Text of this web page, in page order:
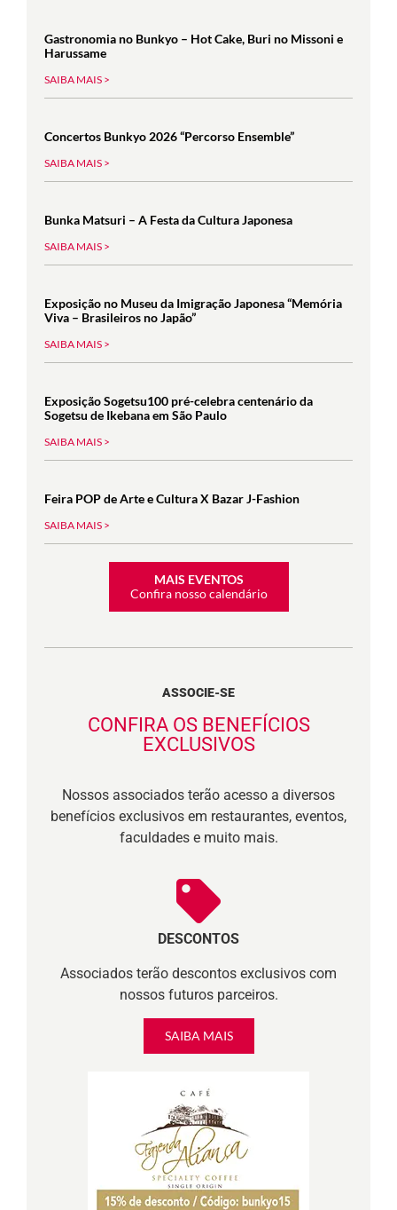
Gastronomia no Bunkyo – Hot Cake, Buri no Missoni e
Harussame
SAIBA MAIS >
Concertos Bunkyo 2026 “Percorso Ensemble”
SAIBA MAIS >
Bunka Matsuri – A Festa da Cultura Japonesa
SAIBA MAIS >
Exposição no Museu da Imigração Japonesa “Memória
Viva – Brasileiros no Japão”
SAIBA MAIS >
Exposição Sogetsu100 pré-celebra centenário da
Sogetsu de Ikebana em São Paulo
SAIBA MAIS >
Feira POP de Arte e Cultura X Bazar J-Fashion
SAIBA MAIS >
MAIS EVENTOS
Confira nosso calendário
ASSOCIE-SE
CONFIRA OS BENEFÍCIOS
EXCLUSIVOS
Nossos associados terão acesso a diversos
benefícios exclusivos em restaurantes, eventos,
faculdades e muito mais.
DESCONTOS
Associados terão descontos exclusivos com
nossos futuros parceiros.
SAIBA MAIS